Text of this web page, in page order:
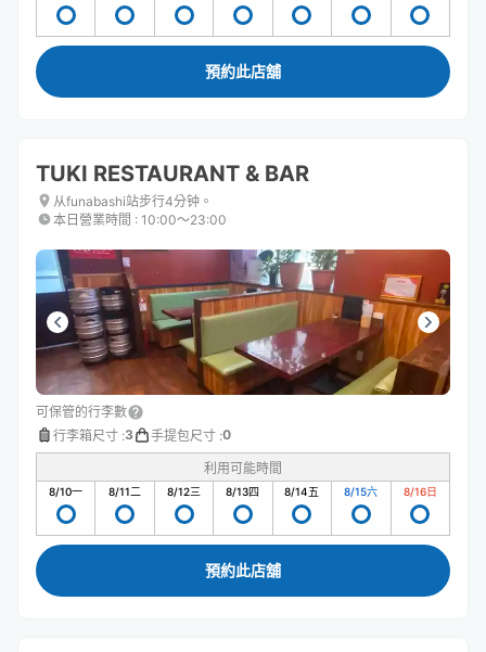
預約此店舖
TUKI RESTAURANT & BAR
从funabashi站步行4分钟。
本日營業時間 : 10:00〜23:00
可保管的行李數
行李箱尺寸 :3 手提包尺寸 :0
利用可能時間
8/10一 8/11二 8/12三 8/13四 8/14五 8/15六 8/16日
預約此店舖